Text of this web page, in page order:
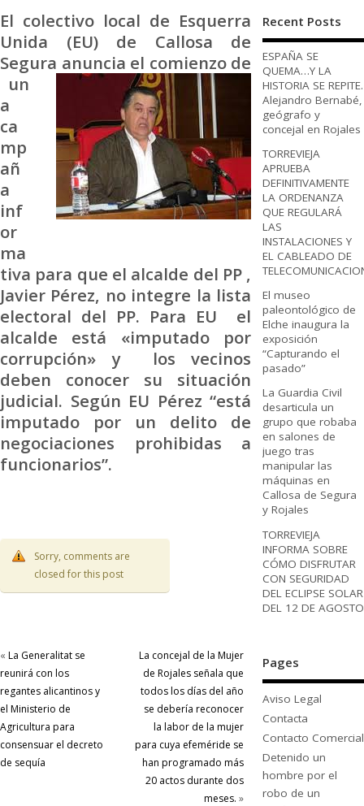
El colectivo local de Esquerra
Unida (EU) de Callosa de
Segura anuncia el comienzo de
un
a
ca
mp
añ
a
inf
or
ma
tiva para que el alcalde del PP ,
Javier Pérez, no integre la lista
electoral del PP. Para EU el
alcalde está «imputado por
corrupción» y los vecinos
deben conocer su situación
judicial. Según EU Pérez “está
imputado por un delito de
negociaciones prohibidas a
funcionarios”.
Sorry, comments are
closed for this post
« La Generalitat se
reunirá con los
regantes alicantinos y
el Ministerio de
Agricultura para
consensuar el decreto
de sequía
La concejal de la Mujer
de Rojales señala que
todos los días del año
se debería reconocer
la labor de la mujer
para cuya efeméride se
han programado más
20 actos durante dos
meses. »
Recent Posts
ESPAÑA SE
QUEMA…Y LA
HISTORIA SE REPITE.
Alejandro Bernabé,
geógrafo y
concejal en Rojales
TORREVIEJA
APRUEBA
DEFINITIVAMENTE
LA ORDENANZA
QUE REGULARÁ
LAS
INSTALACIONES Y
EL CABLEADO DE
El museo
paleontológico de
Elche inaugura la
exposición
“Capturando el
pasado”
La Guardia Civil
desarticula un
grupo que robaba
en salones de
juego tras
manipular las
máquinas en
Callosa de Segura
y Rojales
TORREVIEJA
INFORMA SOBRE
CÓMO DISFRUTAR
CON SEGURIDAD
DEL ECLIPSE SOLAR
DEL 12 DE AGOSTO
Pages
Aviso Legal
Contacta
Contacto Comercial
Detenido un
hombre por el
robo de un